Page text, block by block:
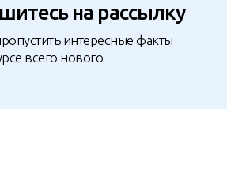
на рассылку
интересные факты
всего нового